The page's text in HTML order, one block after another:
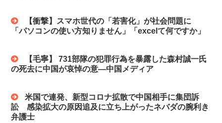
「パソコンの使い方知りません」「excelて何ですか」
の死去に中国が哀悼の意―中国メディア
訟 感染拡大の原因追及に立ち上がったネバダの腕利き
弁護士